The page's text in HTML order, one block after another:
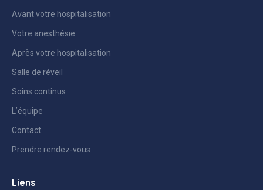
Avant votre hospitalisation
Votre anesthésie
Après votre hospitalisation
Salle de réveil
Soins continus
L’équipe
Contact
Prendre rendez-vous
Liens